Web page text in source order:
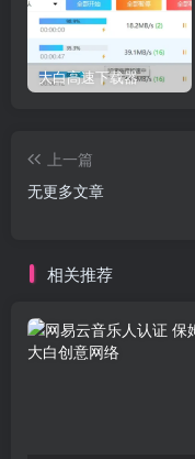
大白高速下载器
上一篇
无更多文章
相关推荐